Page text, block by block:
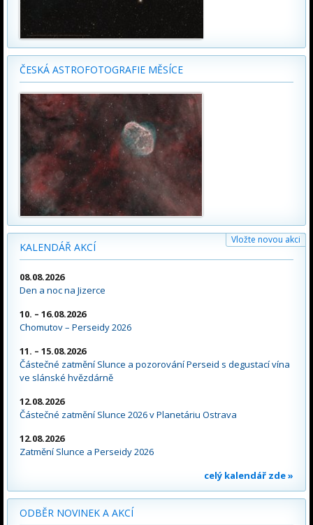
ČESKÁ ASTROFOTOGRAFIE MĚSÍCE
KALENDÁŘ AKCÍ
Vložte novou akci
08.08.2026
Den a noc na Jizerce
10. – 16.08.2026
Chomutov – Perseidy 2026
11. – 15.08.2026
Částečné zatmění Slunce a pozorování Perseid s degustací vína
ve slánské hvězdárně
12.08.2026
Částečné zatmění Slunce 2026 v Planetáriu Ostrava
12.08.2026
Zatmění Slunce a Perseidy 2026
celý kalendář zde »
ODBĚR NOVINEK A AKCÍ